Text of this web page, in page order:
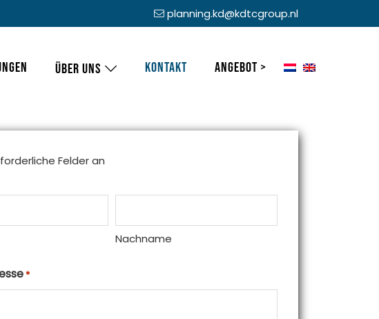
planning.kd@kdtcgroup.nl
Über uns Kontakt Angebot >
Felder an
Nachname
*